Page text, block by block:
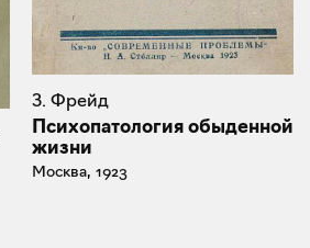
З. Фрейд
Психопатология обыденной
жизни
Москва, 1923